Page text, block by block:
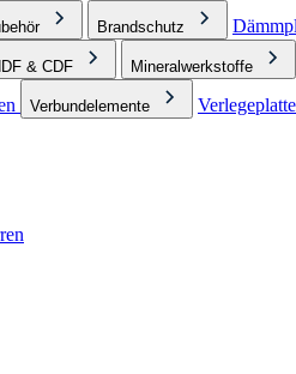
Brandschutz
& CDF Mineralwerkstoffe
Verbundelemente